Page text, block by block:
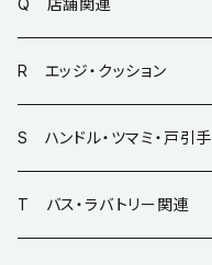
R エッジ・クッション
S ハンドル・ツマミ・戸引手
T バス・ラバトリー関連